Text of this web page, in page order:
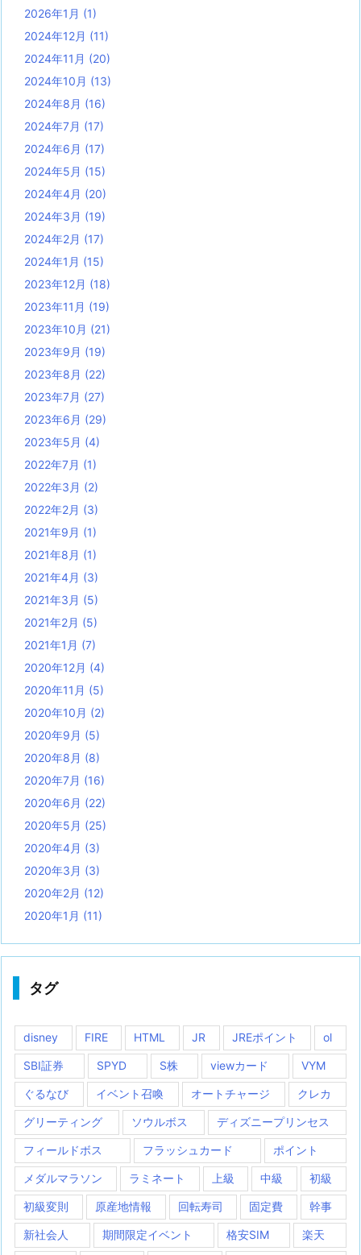
2026年1月 (1)
2024年12月 (11)
2024年11月 (20)
2024年10月 (13)
2024年8月 (16)
2024年7月 (17)
2024年6月 (17)
2024年5月 (15)
2024年4月 (20)
2024年3月 (19)
2024年2月 (17)
2024年1月 (15)
2023年12月 (18)
2023年11月 (19)
2023年10月 (21)
2023年9月 (19)
2023年8月 (22)
2023年7月 (27)
2023年6月 (29)
2023年5月 (4)
2022年7月 (1)
2022年3月 (2)
2022年2月 (3)
2021年9月 (1)
2021年8月 (1)
2021年4月 (3)
2021年3月 (5)
2021年2月 (5)
2021年1月 (7)
2020年12月 (4)
2020年11月 (5)
2020年10月 (2)
2020年9月 (5)
2020年8月 (8)
2020年7月 (16)
2020年6月 (22)
2020年5月 (25)
2020年4月 (3)
2020年3月 (3)
2020年2月 (12)
2020年1月 (11)
タグ
disney FIRE HTML JR JREポイント ol
SBI証券 SPYD S株 viewカード VYM
ぐるなび イベント召喚 オートチャージ クレカ
グリーティング ソウルボス ディズニープリンセス
フィールドボス フラッシュカード ポイント
メダルマラソン ラミネート 上級 中級 初級
初級変則 原産地情報 回転寿司 固定費 幹事
新社会人 期間限定イベント 格安SIM 楽天